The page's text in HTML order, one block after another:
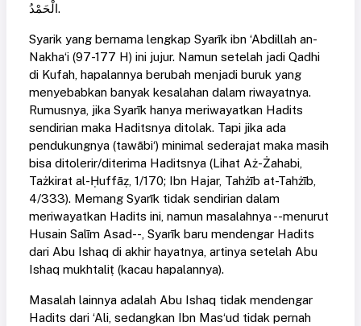
الْحَمْدُ.
Syarik yang bernama lengkap Syarīk ibn ‘Abdillah an-
Nakha‘i (97-177 H) ini jujur. Namun setelah jadi Qadhi
di Kufah, hapalannya berubah menjadi buruk yang
menyebabkan banyak kesalahan dalam riwayatnya.
Rumusnya, jika Syarīk hanya meriwayatkan Hadits
sendirian maka Haditsnya ditolak. Tapi jika ada
pendukungnya (tawābi‘) minimal sederajat maka masih
bisa ditolerir/diterima Haditsnya (Lihat Aż-Żahabi,
Tażkirat al-Ḥuffāẓ, 1/170; Ibn Hajar, Tahżīb at-Tahżīb,
4/333). Memang Syarīk tidak sendirian dalam
meriwayatkan Hadits ini, namun masalahnya --menurut
Husain Salīm Asad--, Syarīk baru mendengar Hadits
dari Abu Ishaq di akhir hayatnya, artinya setelah Abu
Ishaq mukhtaliṭ (kacau hapalannya).
Masalah lainnya adalah Abu Ishaq tidak mendengar
Hadits dari ‘Ali, sedangkan Ibn Mas‘ud tidak pernah